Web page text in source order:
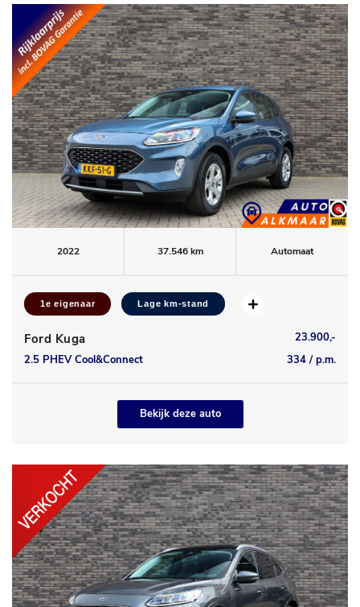
2022 37.546 km Automaat
1e eigenaar Lage km-stand
Ford Kuga
23.900,-
2.5 PHEV Cool&Connect
334 / p.m.
Bekijk deze auto